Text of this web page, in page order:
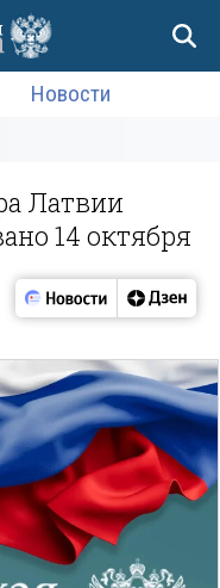
Новости
Латвии
14 октября